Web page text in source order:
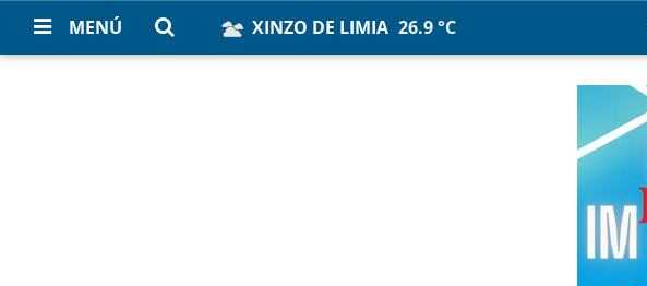
MENÚ XINZO DE LIMIA 26.9 °C